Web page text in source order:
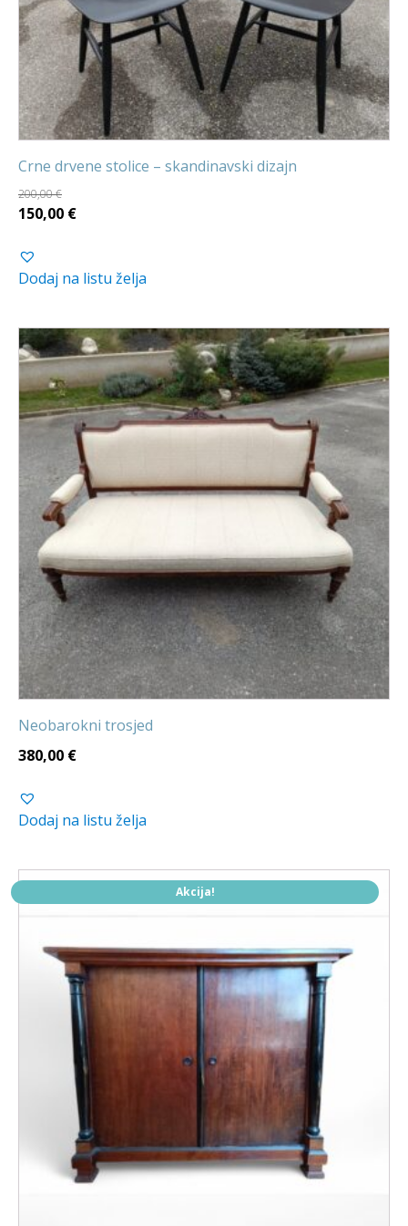
Crne drvene stolice – skandinavski dizajn
200,00€
Izvorna
bila
je:
150,00 €Trenutna
150,00 €.
Dodaj na listu želja
Neobarokni trosjed
380,00 €
Dodaj na listu želja
Akcija!